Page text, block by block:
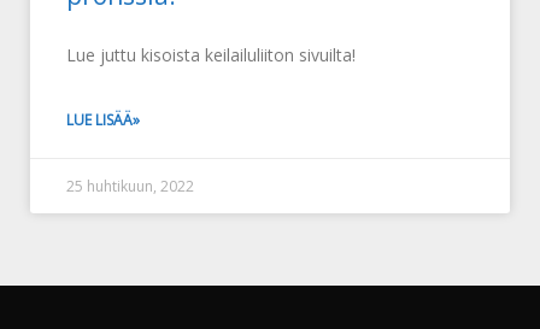
Lue juttu kisoista keilailuliiton sivuilta!
LUE LISÄÄ»
25 huhtikuun, 2022